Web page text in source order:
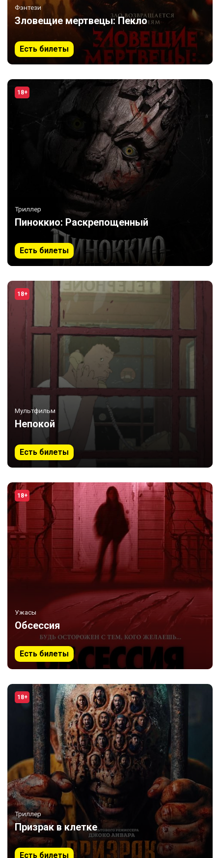
Фэнтези
Зловещие мертвецы: Пекло
Есть билеты
18+
Триллер
Пиноккио: Раскрепощенный
Есть билеты
18+
Мультфильм
Непокой
Есть билеты
18+
Ужасы
Обсессия
Есть билеты
18+
Триллер
Призрак в клетке
Есть билеты